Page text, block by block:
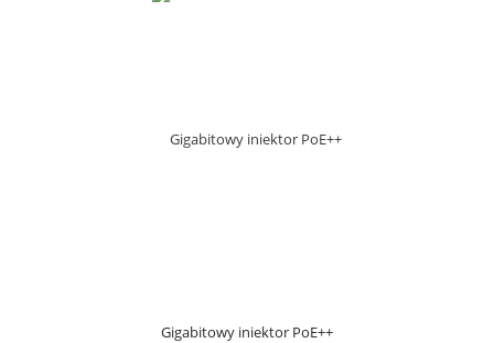
Gigabitowy iniektor PoE++